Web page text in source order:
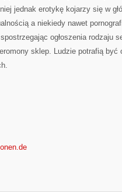
jednak erotykę kojarzy się w
a niekiedy nawet
ogłoszenia rodzaju
sklep. Ludzie potrafią być